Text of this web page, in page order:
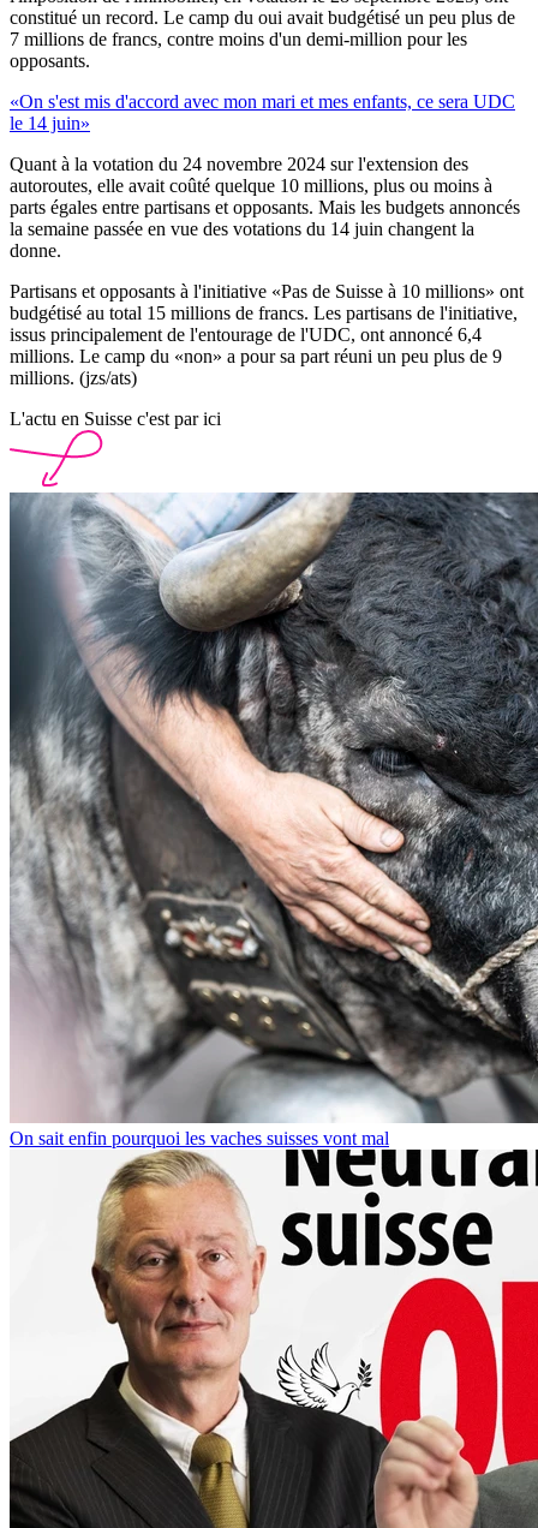
constitué un record. Le camp du oui avait budgétisé un peu plus de
7 millions de francs, contre moins d'un demi-million pour les
opposants.
«On s'est mis d'accord avec mon mari et mes enfants, ce sera UDC
le 14 juin»
Quant à la votation du 24 novembre 2024 sur l'extension des
autoroutes, elle avait coûté quelque 10 millions, plus ou moins à
parts égales entre partisans et opposants. Mais les budgets annoncés
la semaine passée en vue des votations du 14 juin changent la
donne.
Partisans et opposants à l'initiative «Pas de Suisse à 10 millions» ont
budgétisé au total 15 millions de francs. Les partisans de l'initiative,
issus principalement de l'entourage de l'UDC, ont annoncé 6,4
millions. Le camp du «non» a pour sa part réuni un peu plus de 9
millions. (jzs/ats)
L'actu en Suisse c'est par ici
On sait enfin pourquoi les vaches suisses vont mal